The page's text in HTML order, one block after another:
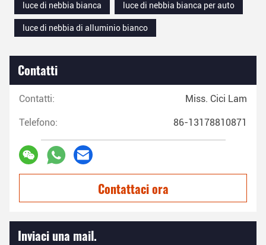
luce di nebbia bianca
luce di nebbia bianca per auto
luce di nebbia di alluminio bianco
Contatti
Contatti: Miss. Cici Lam
Telefono: 86-13178810871
Contattaci ora
Inviaci una mail.